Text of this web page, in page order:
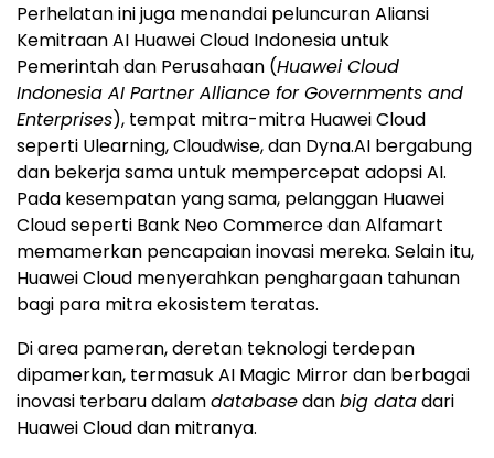
Perhelatan ini juga menandai peluncuran Aliansi
Kemitraan AI Huawei Cloud Indonesia untuk
Pemerintah dan Perusahaan (Huawei Cloud
Indonesia AI Partner Alliance for Governments and
Enterprises), tempat mitra-mitra Huawei Cloud
seperti Ulearning, Cloudwise, dan Dyna.AI bergabung
dan bekerja sama untuk mempercepat adopsi AI.
Pada kesempatan yang sama, pelanggan Huawei
Cloudseperti Bank Neo Commerce dan Alfamart
memamerkan pencapaian inovasi mereka. Selain itu,
Huawei Cloud menyerahkan penghargaan tahunan
bagi para mitra ekosistem teratas.
Di area pameran, deretan teknologi terdepan
dipamerkan, termasuk AI Magic Mirror dan berbagai
inovasi terbaru dalamdatabasedanbig datadari
Huawei Clouddan mitranya.